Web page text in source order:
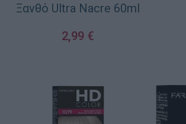
Ξανθό Ultra Nacre 60ml
2,99 €